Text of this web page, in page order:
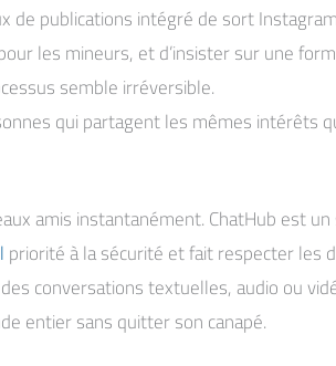
de publications intégré de sort
les mineurs, et d’insister sur une
semble irréversible.
qui partagent les mêmes intérêts
amis instantanément. ChatHub est
priorité à la sécurité et fait respecter les
conversations textuelles, audio ou
entier sans quitter son canapé.